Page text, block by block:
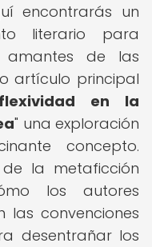
encontrarás un
literario para
amantes de las
artículo principal
en la
" una exploración
concepto.
la metaficción
los autores
las convenciones
desentrañar los